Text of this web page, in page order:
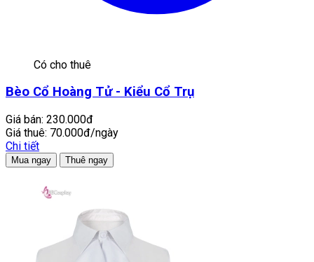
Có cho thuê
Bèo Cổ Hoàng Tử - Kiểu Cổ Trụ
Giá bán: 230.000đ
Giá thuê: 70.000đ/ngày
Chi tiết
Mua ngay Thuê ngay